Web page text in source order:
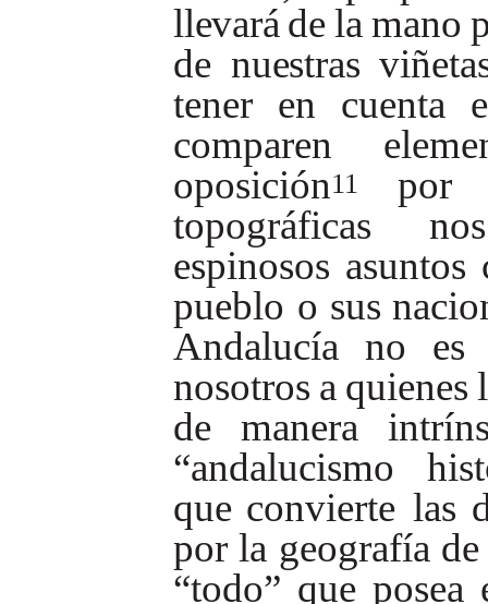
llevará de la mano
de nuestras
tener en cuenta
comparen
oposición11
por
topográficas
nos
espinosos asuntos
pueblo o sus
Andalucía
no
es
nosotros a quienes
de
manera
“andalucismo
que convierte las
por la geografía de
“todo” que posea